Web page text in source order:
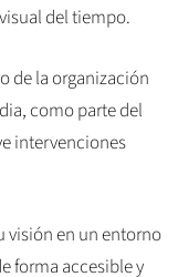
del tiempo.
de la organización
como parte del
intervenciones
visión en un entorno
forma accesible y